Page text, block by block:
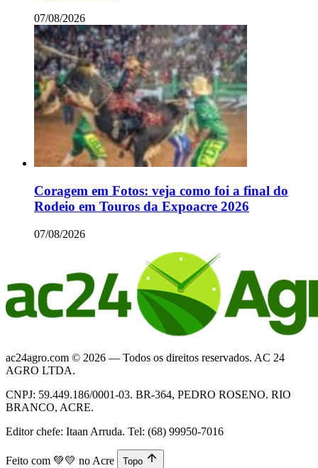
07/08/2026
Coragem em Fotos: veja como foi a final do
Rodeio em Touros da Expoacre 2026
07/08/2026
ac24agro.com © 2026 — Todos os direitos reservados. AC 24
AGRO LTDA.
CNPJ: 59.449.186/0001-03. BR-364, PEDRO ROSENO. RIO
BRANCO, ACRE.
Editor chefe: Itaan Arruda. Tel: (68) 99950-7016
Feito com 💚💛 no Acre Topo